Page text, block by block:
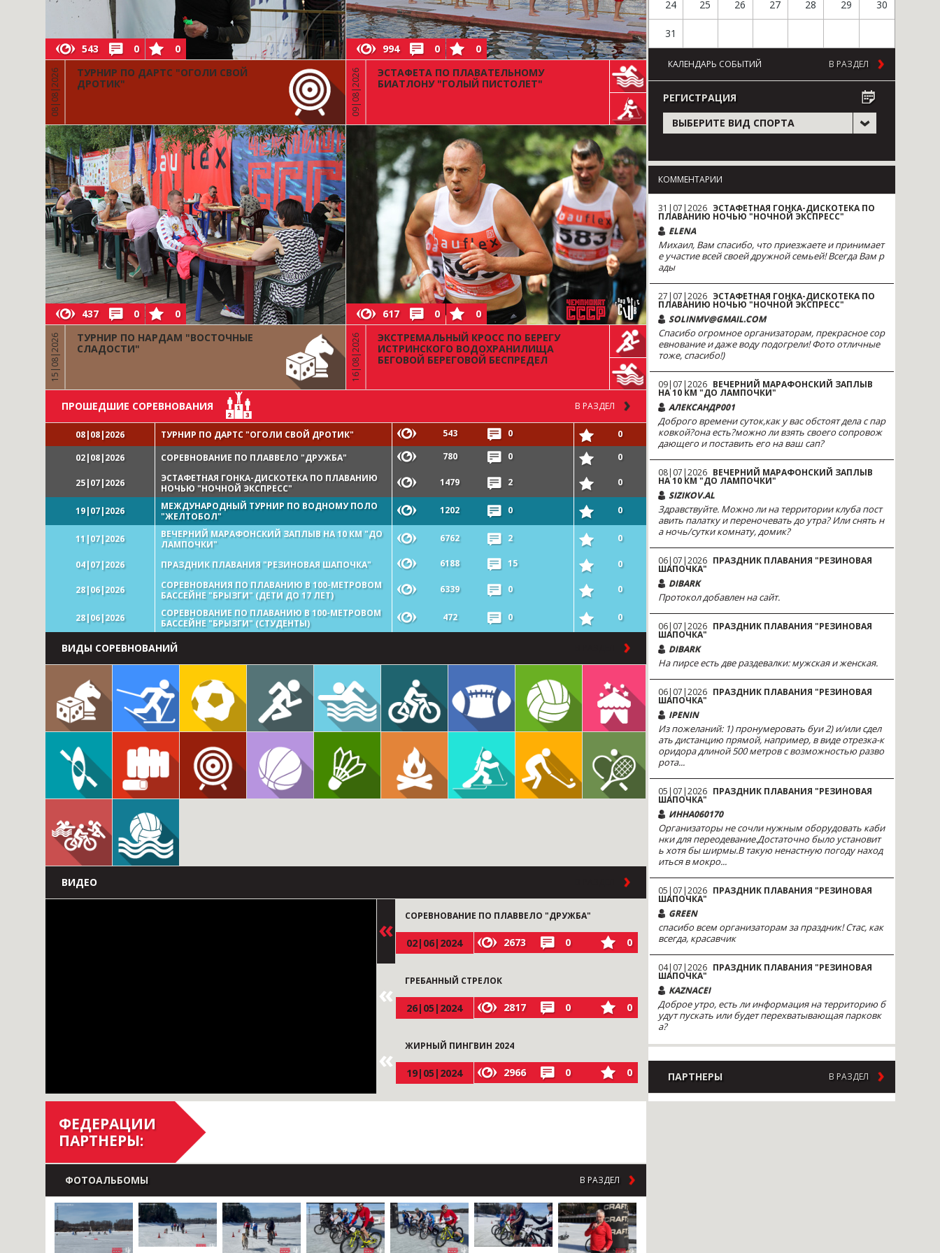
543 0 0
08|08|2026
ТУРНИР ПО ДАРТС "ОГОЛИ СВОЙ
ДРОТИК"
994 0 0
09|08|2026
ЭСТАФЕТА ПО ПЛАВАТЕЛЬНОМУ
БИАТЛОНУ "ГОЛЫЙ ПИСТОЛЕТ"
437 0 0
15|08|2026
ТУРНИР ПО НАРДАМ "ВОСТОЧНЫЕ
СЛАДОСТИ"
617 0 0
16|08|2026
ЭКСТРЕМАЛЬНЫЙ КРОСС ПО БЕРЕГУ
ИСТРИНСКОГО ВОДОХРАНИЛИЩА
БЕГОВОЙ БЕРЕГОВОЙ БЕСПРЕДЕЛ
ПРОШЕДШИЕ СОРЕВНОВАНИЯ В РАЗДЕЛ
08|08|2026 ТУРНИР ПО ДАРТС "ОГОЛИ СВОЙ ДРОТИК" 543 0
0
02|08|2026
СОРЕВНОВАНИЕ ПО ПЛАВВЕЛО "ДРУЖБА" 780 0 0
25|07|2026
ЭСТАФЕТНАЯ ГОНКА-ДИСКОТЕКА ПО ПЛАВАНИЮ
НОЧЬЮ "НОЧНОЙ ЭКСПРЕСС"
1479 2 0
19|07|2026
МЕЖДУНАРОДНЫЙ ТУРНИР ПО ВОДНОМУ ПОЛО
"ЖЕЛТОБОЛ"
1202 0 0
11|07|2026
ВЕЧЕРНИЙ МАРАФОНСКИЙ ЗАПЛЫВ НА 10 КМ "ДО
ЛАМПОЧКИ"
6762 2 0
04|07|2026 ПРАЗДНИК ПЛАВАНИЯ "РЕЗИНОВАЯ ШАПОЧКА" 6188 15 0
28|06|2026
СОРЕВНОВАНИЯ ПО ПЛАВАНИЮ В 100-МЕТРОВОМ
БАССЕЙНЕ "БРЫЗГИ" (ДЕТИ ДО 17 ЛЕТ)
6339 0 0
28|06|2026
СОРЕВНОВАНИЕ ПО ПЛАВАНИЮ В 100-МЕТРОВОМ
БАССЕЙНЕ "БРЫЗГИ" (СТУДЕНТЫ)
472 0 0
ВИДЫ СОРЕВНОВАНИЙ
ВИДЕО
СОРЕВНОВАНИЕ ПО ПЛАВВЕЛО "ДРУЖБА"
02|06|2024 2673 0 0
ГРЕБАННЫЙ СТРЕЛОК
26|05|2024 2817 0 0
ЖИРНЫЙ ПИНГВИН 2024
19|05|2024 2966 0 0
ФЕДЕРАЦИИ
ПАРТНЕРЫ:
ФОТОАЛЬБОМЫ В РАЗДЕЛ
24 25 26 27 28 29 30
31
КАЛЕНДАРЬ СОБЫТИЙ В РАЗДЕЛ
РЕГИСТРАЦИЯ
ВЫБЕРИТЕ ВИД СПОРТА
КОММЕНТАРИИ
31|07|2026 ЭСТАФЕТНАЯ ГОНКА-ДИСКОТЕКА ПО
ПЛАВАНИЮ НОЧЬЮ "НОЧНОЙ ЭКСПРЕСС"
ELENA
Михаил, Вам спасибо, что приезжаете и принимает
е участие всей своей дружной семьей! Всегда Вам р
ады
27|07|2026 ЭСТАФЕТНАЯ ГОНКА-ДИСКОТЕКА ПО
ПЛАВАНИЮ НОЧЬЮ "НОЧНОЙ ЭКСПРЕСС"
SOLINMV@GMAIL.COM
Спасибо огромное организаторам, прекрасное сор
евнование и даже воду подогрели! Фото отличные
тоже, спасибо!)
09|07|2026 ВЕЧЕРНИЙ МАРАФОНСКИЙ ЗАПЛЫВ
НА 10 КМ "ДО ЛАМПОЧКИ"
АЛЕКСАНДР001
Доброго времени суток,как у вас обстоят дела с пар
ковкой?она есть?можно ли взять своего сопровож
дающего и поставить его на ваш сап?
08|07|2026 ВЕЧЕРНИЙ МАРАФОНСКИЙ ЗАПЛЫВ
НА 10 КМ "ДО ЛАМПОЧКИ"
SIZIKOV.AL
Здравствуйте. Можно ли на территории клуба пост
авить палатку и переночевать до утра? Или снять н
а ночь/сутки комнату, домик?
06|07|2026 ПРАЗДНИК ПЛАВАНИЯ "РЕЗИНОВАЯ
ШАПОЧКА"
DIBARK
Протокол добавлен на сайт.
06|07|2026 ПРАЗДНИК ПЛАВАНИЯ "РЕЗИНОВАЯ
ШАПОЧКА"
DIBARK
На пирсе есть две раздевалки: мужская и женская.
06|07|2026 ПРАЗДНИК ПЛАВАНИЯ "РЕЗИНОВАЯ
ШАПОЧКА"
IPENIN
Из пожеланий: 1) пронумеровать буи 2) и/или сдел
ать дистанцию прямой, например, в виде отрезка-к
оридора длиной 500 метров с возможностью разво
рота...
05|07|2026 ПРАЗДНИК ПЛАВАНИЯ "РЕЗИНОВАЯ
ШАПОЧКА"
ИННА060170
Организаторы не сочли нужным оборудовать каби
нки для переодевание.Достаточно было установит
ь хотя бы ширмы.В такую ненастную погоду наход
иться в мокро...
05|07|2026 ПРАЗДНИК ПЛАВАНИЯ "РЕЗИНОВАЯ
ШАПОЧКА"
GREEN
спасибо всем организаторам за праздник! Стас, как
всегда, красавчик
04|07|2026 ПРАЗДНИК ПЛАВАНИЯ "РЕЗИНОВАЯ
ШАПОЧКА"
KAZNACEI
Доброе утро, есть ли информация на территорию б
удут пускать или будет перехватывающая парковк
а?
ПАРТНЕРЫ В РАЗДЕЛ